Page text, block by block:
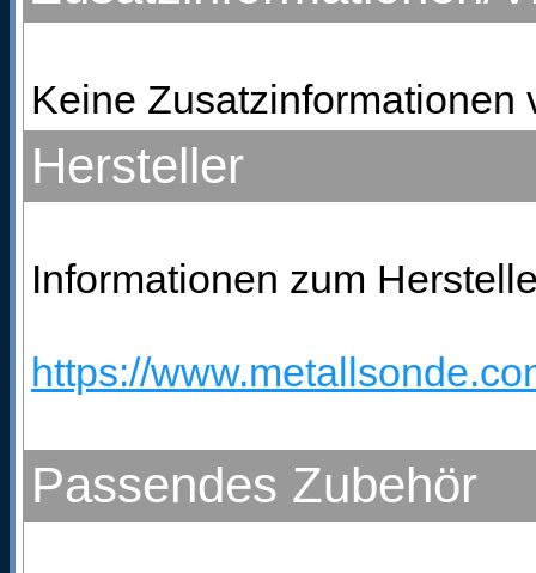
Keine Zusatzinformationen
Hersteller
Informationen zum
https://
Passendes Zubehör